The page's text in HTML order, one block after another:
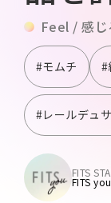
Feel / 感じ
#モムチ #
#レールデュ
FITS
FITS